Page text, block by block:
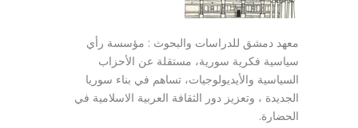
معهد دمشق للدراسات والبحوث : مؤسسة رأي
سياسية فكرية سورية، مستقلة عن الأحزاب
السياسية والأيديولوجيات، تساهم في بناء سوريا
الجديدة ، وتعزيز دور الثقافة العربية الاسلامية في
الحضارة.